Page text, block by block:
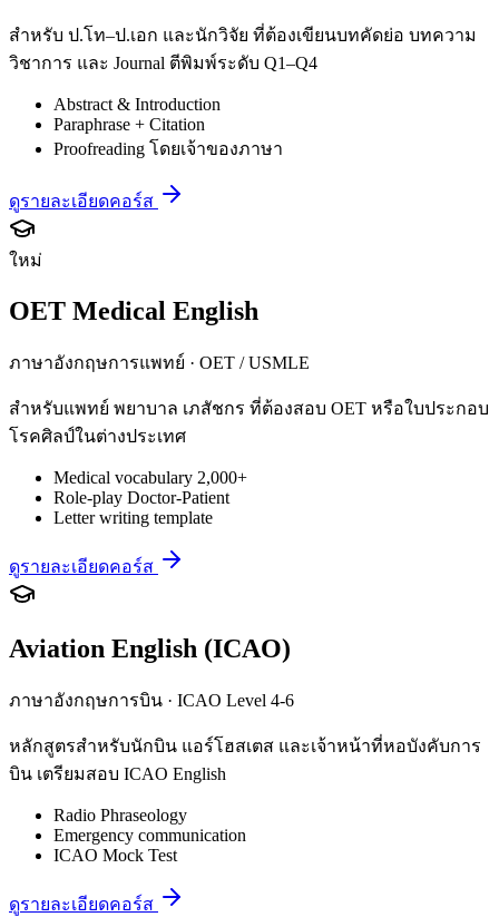
สำหรับ ป.โท–ป.เอก และนักวิจัย ที่ต้องเขียนบทคัดย่อ บทความ
วิชาการ และ Journal ตีพิมพ์ระดับ Q1–Q4
Abstract & Introduction
Paraphrase + Citation
Proofreading โดยเจ้าของภาษา
ดูรายละเอียดคอร์ส
ใหม่
OET Medical English
ภาษาอังกฤษการแพทย์ · OET / USMLE
สำหรับแพทย์ พยาบาล เภสัชกร ที่ต้องสอบ OET หรือใบประกอบ
โรคศิลป์ในต่างประเทศ
Medical vocabulary 2,000+
Role-play Doctor-Patient
Letter writing template
ดูรายละเอียดคอร์ส
Aviation English (ICAO)
ภาษาอังกฤษการบิน · ICAO Level 4-6
หลักสูตรสำหรับนักบิน แอร์โฮสเตส และเจ้าหน้าที่หอบังคับการ
บิน เตรียมสอบ ICAO English
Radio Phraseology
Emergency communication
ICAO Mock Test
ดูรายละเอียดคอร์ส